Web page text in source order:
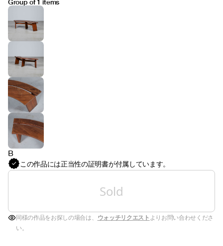
Group of 1 items
B
この作品には正当性の証明書が付属しています。
Sold
同様の作品をお探しの場合は、 ウォッチリクエストよりお問い合わせくださ
い。